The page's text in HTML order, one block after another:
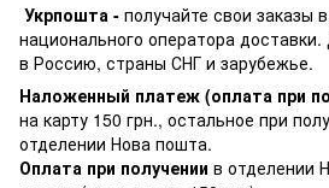
Укрпошта - получайте свои заказы
национального оператора
в Россию, страны СНГ и зарубежье.
Наложенный платеж (оплата при
на карту 150 грн., остальное при
отделении Нова пошта.
Оплата при получении в отделении